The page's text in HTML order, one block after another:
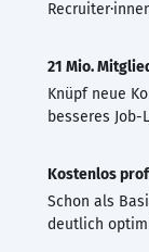
21 Mio.
Knüpf neue
besseres Job-
Kostenlos
Schon als
deutlich